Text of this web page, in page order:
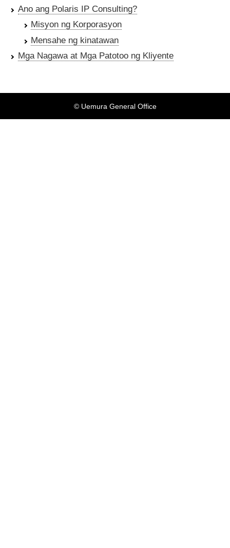
Ano ang Polaris IP Consulting?
Misyon ng Korporasyon
Mensahe ng kinatawan
Mga Nagawa at Mga Patotoo ng Kliyente
© Uemura General Office